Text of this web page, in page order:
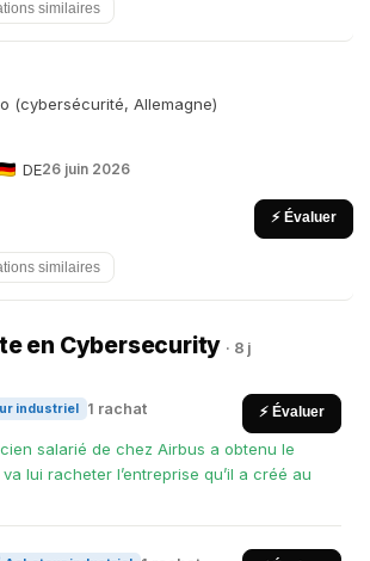
similaires
(cybersécurité, Allemagne)
DE26 juin 2026
⚡ Évaluer
similaires
en Cybersecurity · 8 j
industriel 1 rachat ⚡ Évaluer
salarié de chez Airbus a obtenu le
va lui racheter l’entreprise qu’il a créé au